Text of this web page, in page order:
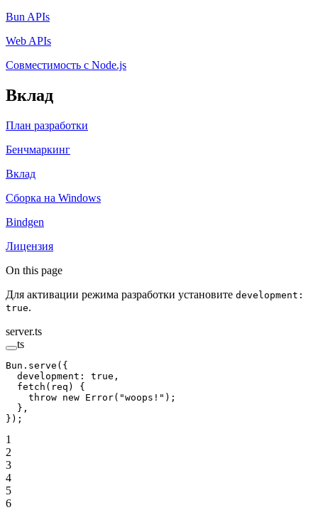
Bun APIs
Web APIs
Совместимость с Node.js
Вклад
План разработки
Бенчмаркинг
Вклад
Сборка на Windows
Bindgen
Лицензия
On this page
Для активации режима разработки установите development:
true.
server.ts
ts
Bun. serve ({
  development:
true ,
  fetch
( req ) {
    throw
new Error( "woops!" );
  },
});
1
2
3
4
5
6